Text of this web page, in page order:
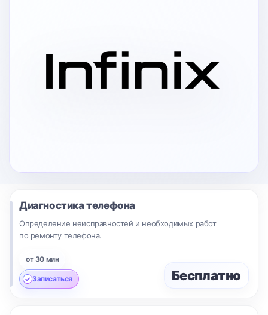
Диагностика телефона
Определение неисправностей и необходимых работ
по ремонту телефона.
от 30 мин
Записаться Бесплатно